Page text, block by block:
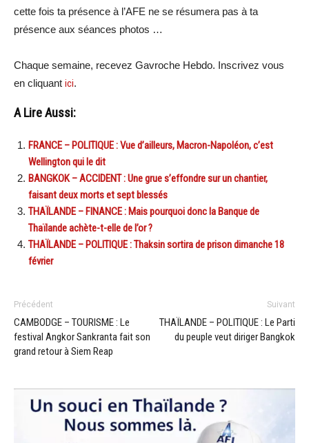
cette fois ta présence à l’AFE ne se résumera pas à ta
présence aux séances photos …
Chaque semaine, recevez Gavroche Hebdo. Inscrivez vous
en cliquant ici.
A Lire Aussi:
FRANCE – POLITIQUE : Vue d’ailleurs, Macron-Napoléon, c’est
Wellington qui le dit
BANGKOK – ACCIDENT : Une grue s’effondre sur un chantier,
faisant deux morts et sept blessés
THAÏLANDE – FINANCE : Mais pourquoi donc la Banque de
Thaïlande achète-t-elle de l’or ?
THAÏLANDE – POLITIQUE : Thaksin sortira de prison dimanche 18
février
Précédent
CAMBODGE – TOURISME : Le
festival Angkor Sankranta fait son
grand retour à Siem Reap
Suivant
THAÏLANDE – POLITIQUE : Le Parti
du peuple veut diriger Bangkok